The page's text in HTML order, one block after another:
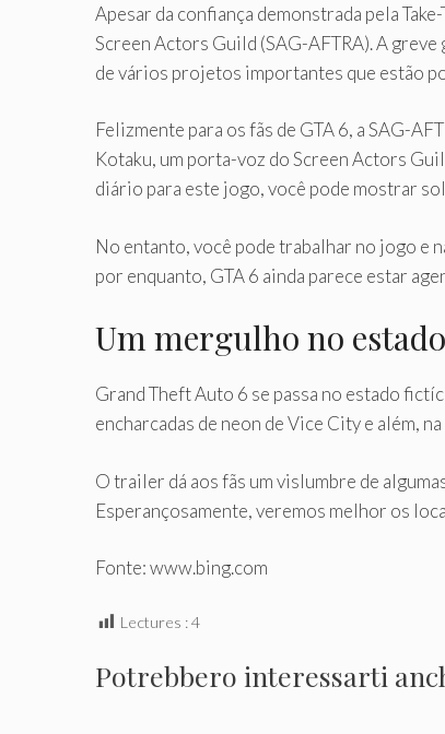
Apesar da confiança demonstrada pela
Screen Actors Guild (SAG-AFTRA). A
de vários projetos importantes que estão
Felizmente para os fãs de GTA 6, a SAG-
Kotaku, um porta-voz do Screen Actors
diário para este jogo, você pode mostrar
No entanto, você pode trabalhar no jogo e
por enquanto, GTA 6 ainda parece estar
Um mergulho no
Grand Theft Auto 6 se passa no estado
encharcadas de neon de Vice City e além,
O trailer dá aos fãs um vislumbre de
Esperançosamente, veremos melhor os
Fonte: www.bing.com
Lectures :4
Potrebbero interessarti